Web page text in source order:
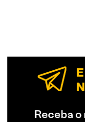
Receba